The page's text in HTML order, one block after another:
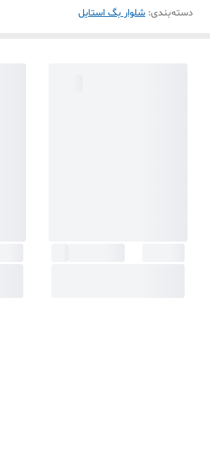
دسته‌بندی: شلوار بگ استایل